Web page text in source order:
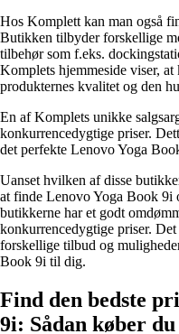
Hos Komplett kan man også
Butikken tilbyder forskellige
tilbehør som f.eks.
Komplets hjemmeside viser,
produkternes kvalitet og den
En af Komplets unikke
konkurrencedygtige priser.
det perfekte Lenovo Yoga
Uanset hvilken af disse
at finde Lenovo Yoga Book 9i
butikkerne har et godt
konkurrencedygtige priser.
forskellige tilbud og
Book 9i til dig.
Find den bedste
9i: Sådan køber